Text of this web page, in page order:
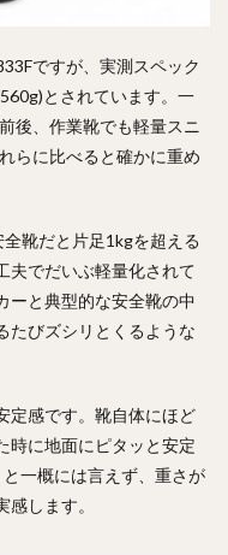
ですが、実測スペック
とされています。一
後、作業靴でも軽量スニ
らに比べると確かに重め
靴だと片足1kgを超える
夫でだいぶ軽量化されて
ーと典型的な安全靴の中
たびズシリとくるような
定感です。靴自体にほど
時に地面にピタッと安定
一概には言えず、重さが
します。